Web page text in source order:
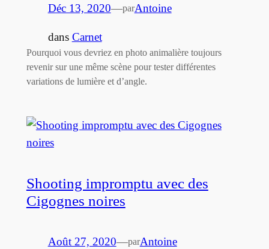
Déc 13, 2020—parAntoine
dans Carnet
Pourquoi vous devriez en photo animalière toujours
revenir sur une même scène pour tester différentes
variations de lumière et d’angle.
Shooting impromptu avec des
Cigognes noires
Août 27, 2020—parAntoine